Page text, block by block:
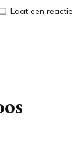
Laat een reactie